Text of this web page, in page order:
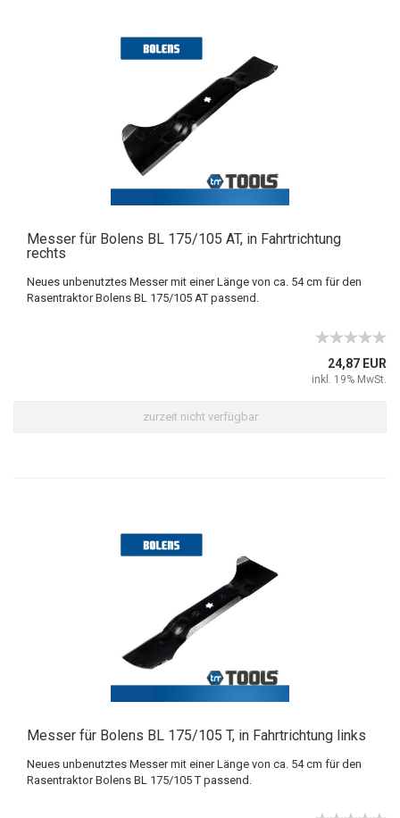
Messer für Bolens BL 175/105 AT, in Fahrtrichtung
rechts
Neues unbenutztes Messer mit einer Länge von ca. 54 cm für den
Rasentraktor Bolens BL 175/105 AT passend.
24,87 EUR
inkl. 19% MwSt.
zurzeit nicht verfügbar
Messer für Bolens BL 175/105 T, in Fahrtrichtung links
Neues unbenutztes Messer mit einer Länge von ca. 54 cm für den
Rasentraktor Bolens BL 175/105 T passend.